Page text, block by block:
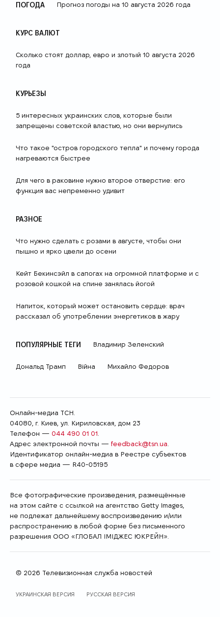
ПОГОДА Прогноз погоды на 10 августа 2026 года
КУРС ВАЛЮТ
Сколько стоят доллар, евро и злотый 10 августа 2026
года
КУРЬЕЗЫ
5 интересных украинских слов, которые были
запрещены советской властью, но они вернулись
Что такое "остров городского тепла" и почему города
нагреваются быстрее
Для чего в раковине нужно второе отверстие: его
функция вас непременно удивит
РАЗНОЕ
Что нужно сделать с розами в августе, чтобы они
пышно и ярко цвели до осени
Кейт Бекинсэйл в сапогах на огромной платформе и с
розовой кошкой на спине занялась йогой
Напиток, который может остановить сердце: врач
рассказал об употреблении энергетиков в жару
ПОПУЛЯРНЫЕ ТЕГИ Владимир Зеленский
Дональд Трамп Війна Михайло Федоров
Онлайн-медиа ТСН.
04080, г. Киев, ул. Кириловская, дом 23
Телефон — 044 490 01 01.
Адрес электронной почты — feedback@tsn.ua.
Идентификатор онлайн-медиа в Реестре cубъектов
в сфере медиа — R40-05195
Все фотографические произведения, размещённые
на этом сайте с ссылкой на агентство Getty Images,
не подлежат дальнейшему воспроизведению и/или
распространению в любой форме без письменного
разрешения ООО «ГЛОБАЛ ІМІДЖЕС ЮКРЕЙН».
© 2026 Телевизионная служба новостей
УКРАИНСКАЯ ВЕРСИЯ
РУССКАЯ ВЕРСИЯ